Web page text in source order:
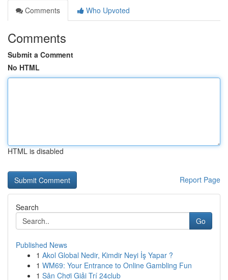
Comments
Who Upvoted
Comments
Submit a Comment
No HTML
HTML is disabled
Report Page
Search
Go
Published News
1 Akol Global Nedir, Kimdir Neyi İş Yapar ?
1 WM69: Your Entrance to Online Gambling Fun
1 Sân Chơi Giải Trí 24club